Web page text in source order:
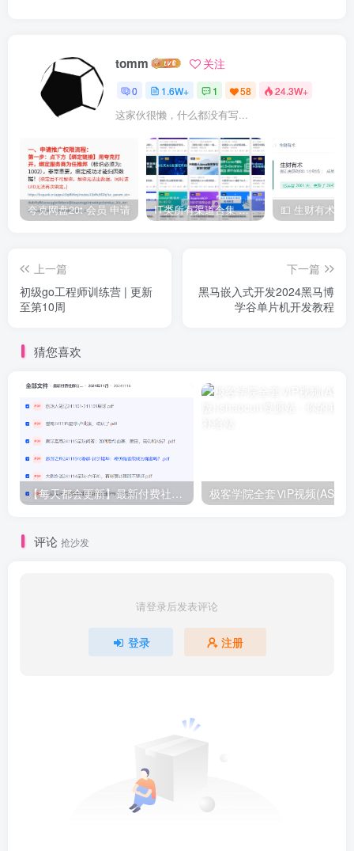
| | ├──14.算法2.3.1_归并排序在算法题中的使用、.mp4 10.97M
| | ├──15.算法2.3.2_归并排序_基本功训练、.mp4 20.09M
| | ├──16.算法2.3.3_归并排序_2011真题42、.mp4 17.02M
| | ├──答题卡A3打印版、.pdf 8.32M
| | ├──数据结构强化课【试卷+答案】、.pdf 684.96kb
| | └──直播课上资料、.txt 0.28kb
| ├──02.计算机组成原理
| | ├──01.计组大题备考指南- 、.mp4 1.51G
| | ├──01.计组强化P1直播_课件+导图+手稿- 无水印PDF、.pdf
| | ├──02.计组P2直播手绘图（忽略字丑）、.pdf 254.70kb
| | ├──02.计组大题带练和答疑- 、.mp4 1002.22M
| | ├──04.P4. 直播-如何解决第四章大题- 、.mp4 1.37G
| | ├──04.计组P4_一堆指令的执行- 无水印PDF、.pdf 619.00kb
| | ├──05.P5. 直播-如何解决第五章大题- 、.mp4 1.52G
| | ├──05.计组P5_一条指令的硬件实现- 无水印PDF、.pdf 6.14M
| | ├──01. 操作系统大题备考指南- 、.mp4 1001.14M
| | ├──01.操作系统P1手稿_生产者消费者问题、.pdf 27.06M
| | ├──02.操作系统P2_进程的内存示意图、.pdf 3.98M
| | ├──03.P3. 操作系统大题带练和答疑、.mp4 1.37G
| | ├──03.操作系统P3-文件系统示意图- 无水印PDF、.pdf
| | ├──04.P4. 录播-PV大题_理发师问题、.pdf 7.50M
| | ├──04.操作系统&计组结课直播、.mp4 1.30G
| | ├──【参考答案】计组&操作系统强化课结课测试、.pdf 3.12M
| | ├──计组&操作系统强化课结课测试、.pdf 1019.27kb
| | └──计组&操作系统通知、.txt 0.32kb
| | ├──01. 计算机网络大题备考指南、.mp4 263.52M
| | ├──01.计网P1. 直播-计算机网络大题备考指南、.mp4 237.52M
| | ├──02.计网P2. 录播-链路层专项、.pdf 2.00M
| | ├──03.P3.网络层考点、.pdf 312.35kb
| | ├──计算机网络考研大纲(2023) 、.pdf 699.17kb
| | ├──计网强化课考试解析、.pdf 428.54kb
| | └──直播课上资料、.txt 0.20kb
tomm 关注
0 1.6W+ 1 58 24.3W+
这家伙很懒，什么都没有写...
夸克网盘20t 会员 申请 IT类所有渠道合集 持续日更，目前近四千多条资源 年费用户微信私信获取权限
上一篇
初级go工程师训练营 | 更新
至第10周
下一篇
黑马嵌入式开发2024黑马博
学谷单片机开发教程
猜您喜欢
【每天都会更新】最新付费社群公众号文章 极客学院全套ⅥP视频(AS版)
评论 抢沙发
请登录后发表评论
登录 注册